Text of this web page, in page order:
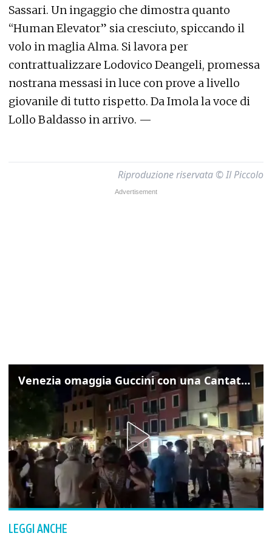
Sassari. Un ingaggio che dimostra quanto
“Human Elevator” sia cresciuto, spiccando il
volo in maglia Alma. Si lavora per
contrattualizzare Lodovico Deangeli, promessa
nostrana messasi in luce con prove a livello
giovanile di tutto rispetto. Da Imola la voce di
Lollo Baldasso in arrivo. —
Riproduzione riservata © Il Piccolo
Venezia omaggia Guccini con una Cantata Anarchica in campo Santa Margherita
LEGGI ANCHE